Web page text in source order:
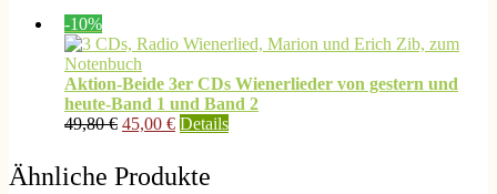
-10%
Aktion-Beide 3er CDs Wienerlieder von gestern und
heute-Band 1 und Band 2
49,80€ Ursprünglicher
49,80 €
45,00 €Aktueller
ist:
45,00 €.
Details
Ähnliche Produkte